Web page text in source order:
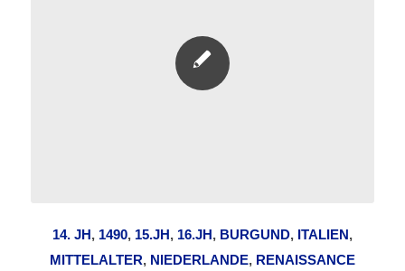
14. JH, 1490, 15.JH, 16.JH, BURGUND, ITALIEN,
MITTELALTER, NIEDERLANDE, RENAISSANCE